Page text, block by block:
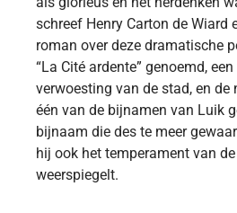
schreef Henry Carton de Wiard
roman over deze dramatische
“La Cité ardente” genoemd,
verwoesting van de stad, en de
één van de bijnamen van Luik
bijnaam die des te meer
hij ook het temperament van
weerspiegelt.